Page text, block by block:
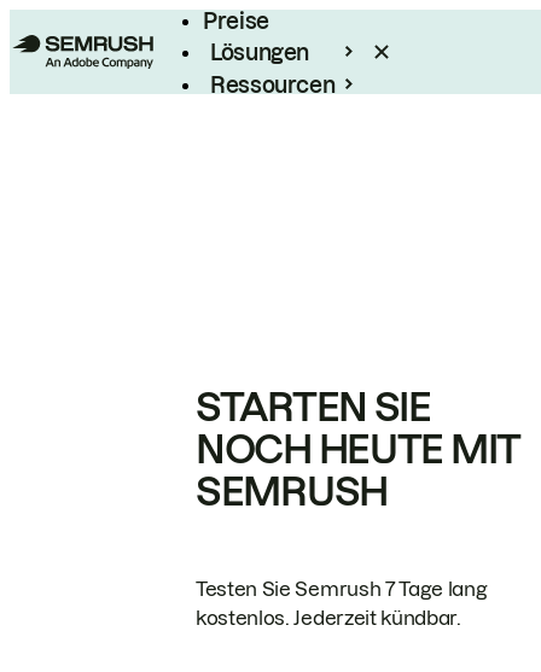
Preise
Lösungen
Ressourcen
STARTEN SIE
NOCH HEUTE MIT
SEMRUSH
Testen Sie Semrush 7 Tage lang
kostenlos. Jederzeit kündbar.